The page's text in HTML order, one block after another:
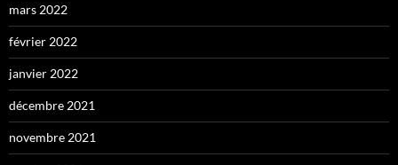
mars 2022
février 2022
janvier 2022
décembre 2021
novembre 2021